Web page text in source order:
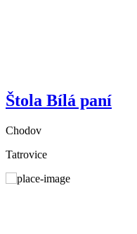
Štola Bílá paní
Chodov
Tatrovice